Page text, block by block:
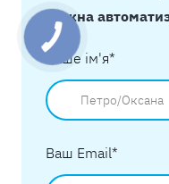
можна
Ваше ім'я*
Ваш Email*